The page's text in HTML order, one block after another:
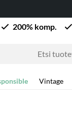
200% komp.
Vintage